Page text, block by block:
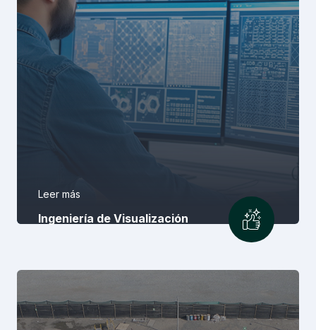
Ingeniería de Visualización
Leer más